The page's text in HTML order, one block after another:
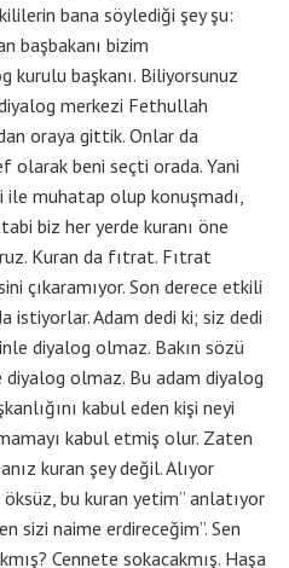
bana söylediği şey şu:
başbakanı bizim
kurulu başkanı. Biliyorsunuz
merkezi Fethullah
oraya gittik. Onlar da
olarak beni seçti orada. Yani
ile muhatap olup konuşmadı,
biz her yerde kuranı öne
Kuran da fıtrat. Fıtrat
çıkaramıyor. Son derece etkili
istiyorlar. Adam dedi ki; siz dedi
diyalog olmaz. Bakın sözü
diyalog olmaz. Bu adam diyalog
kabul eden kişi neyi
kabul etmiş olur. Zaten
kuran şey değil. Alıyor
öksüz, bu kuran yetim” anlatıyor
sizi naime erdireceğim”. Sen
Cennete sokacakmış. Haşa